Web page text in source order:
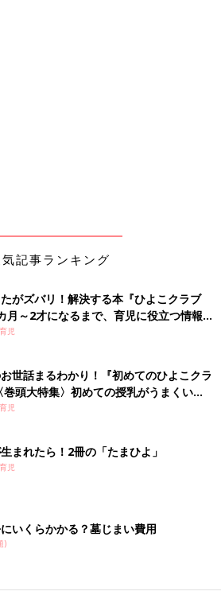
記事ランキング
がズバリ！解決する本『ひよこクラブ
～2才になるまで、育児に役立つ情報が
児
世話まるわかり！『初めてのひよこクラ
巻頭大特集〉初めての授乳がうまくい
・ミルクの基本と夏のトラブル 解決テ
児
まれたら！2冊の「たまひよ」
児
いくらかかる？墓じまい費用
)